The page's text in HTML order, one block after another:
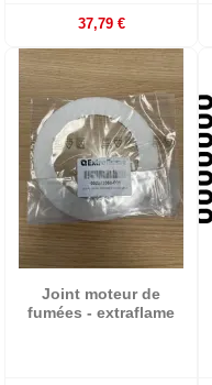
37,79 €
Joint moteur de
fumées - extraflame